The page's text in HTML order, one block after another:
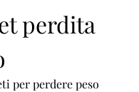
perdita
per perdere peso